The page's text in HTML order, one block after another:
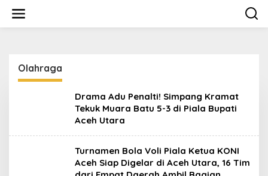
w
Olahraga
Drama Adu Penalti! Simpang Kramat
Tekuk Muara Batu 5-3 di Piala Bupati
Aceh Utara
Turnamen Bola Voli Piala Ketua KONI
Aceh Siap Digelar di Aceh Utara, 16 Tim